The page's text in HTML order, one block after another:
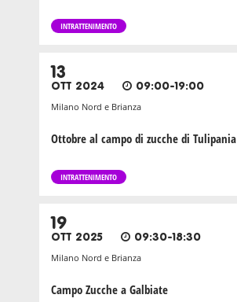
INTRATTENIMENTO
13
OTT 2024 09:00-19:00
Milano Nord e Brianza
Ottobre al campo di zucche di Tulipania
INTRATTENIMENTO
19
OTT 2025 09:30-18:30
Milano Nord e Brianza
Campo Zucche a Galbiate